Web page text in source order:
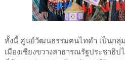
ทั้งนี้ ศูนย์วัฒนธรรมฅนไทดำ เป็นกลุ่
เมืองเชียงขวางสาธารณรัฐประชาธิ